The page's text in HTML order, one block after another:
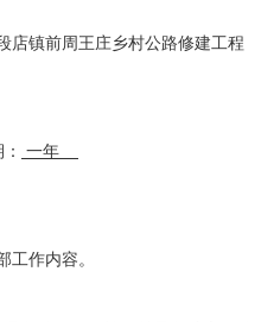
店镇前周王庄乡村公路修建工程
一年
全部工作内容。